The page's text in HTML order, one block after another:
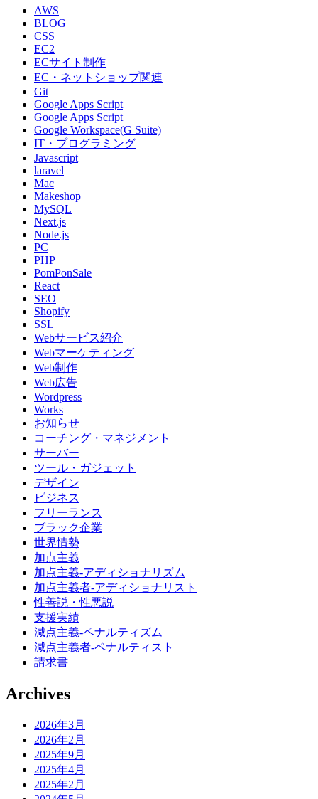
AWS
BLOG
CSS
EC2
ECサイト制作
EC・ネットショップ関連
Git
Google Apps Script
Google Apps Script
Google Workspace(G Suite)
IT・プログラミング
Javascript
laravel
Mac
Makeshop
MySQL
Next.js
Node.js
PC
PHP
PomPonSale
React
SEO
Shopify
SSL
Webサービス紹介
Webマーケティング
Web制作
Web広告
Wordpress
Works
お知らせ
コーチング・マネジメント
サーバー
ツール・ガジェット
デザイン
ビジネス
フリーランス
ブラック企業
世界情勢
加点主義
加点主義-アディショナリズム
加点主義者-アディショナリスト
性善説・性悪説
支援実績
減点主義-ペナルティズム
減点主義者-ペナルティスト
請求書
Archives
2026年3月
2026年2月
2025年9月
2025年4月
2025年2月